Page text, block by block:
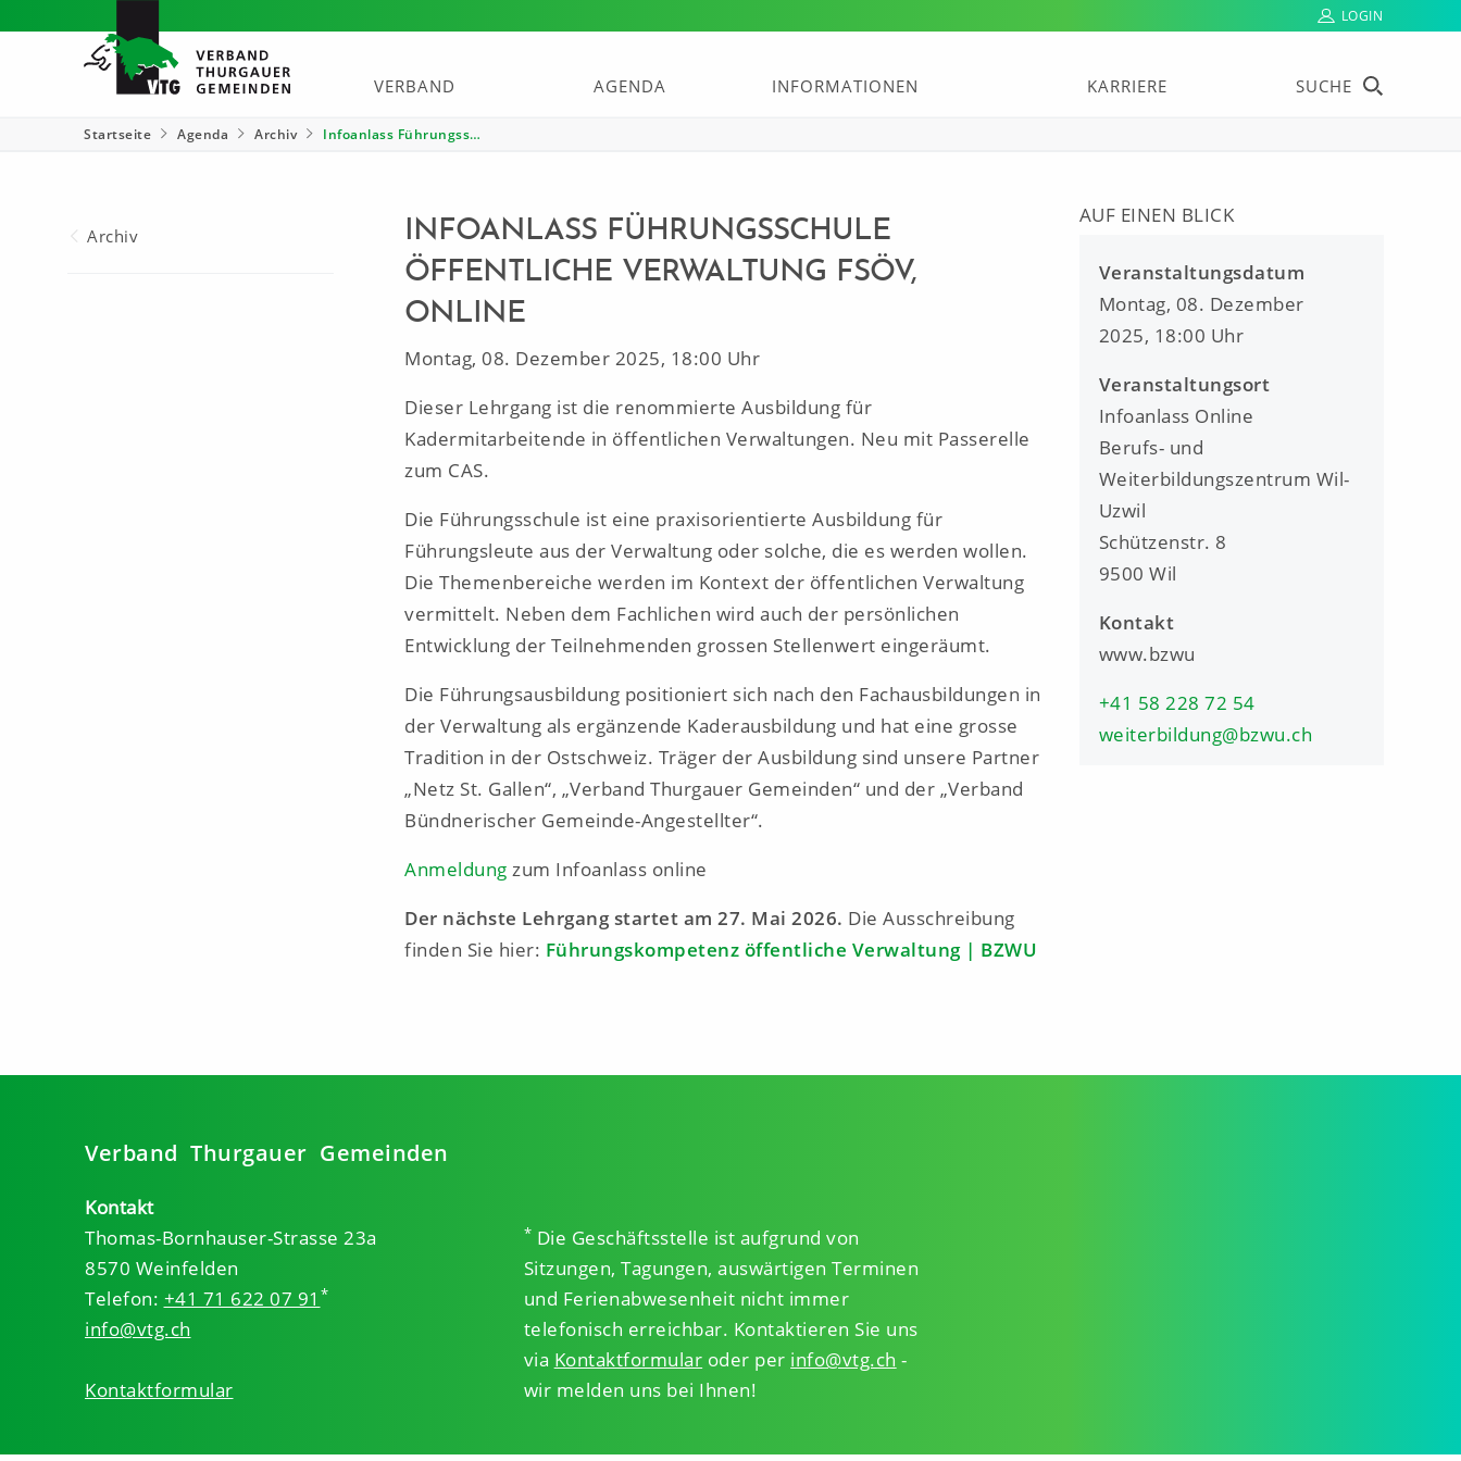
LOGIN
VERBAND AGENDA INFORMATIONEN KARRIERE SUCHE
Startseite Agenda Archiv Infoanlass Führungss…
Archiv
INFOANLASS FÜHRUNGSSCHULE
ÖFFENTLICHE VERWALTUNG FSÖV,
ONLINE
Montag, 08. Dezember 2025, 18:00 Uhr
Dieser Lehrgang ist die renommierte Ausbildung für
Kadermitarbeitende in öffentlichen Verwaltungen. Neu mit Passerelle
zum CAS.
Die Führungsschule ist eine praxisorientierte Ausbildung für
Führungsleute aus der Verwaltung oder solche, die es werden wollen.
Die Themenbereiche werden im Kontext der öffentlichen Verwaltung
vermittelt. Neben dem Fachlichen wird auch der persönlichen
Entwicklung der Teilnehmenden grossen Stellenwert eingeräumt.
Die Führungsausbildung positioniert sich nach den Fachausbildungen in
der Verwaltung als ergänzende Kaderausbildung und hat eine grosse
Tradition in der Ostschweiz. Träger der Ausbildung sind unsere Partner
„Netz St. Gallen“, „Verband Thurgauer Gemeinden“ und der „Verband
Bündnerischer Gemeinde-Angestellter“.
Anmeldung zum Infoanlass online
Der nächste Lehrgang startet am 27. Mai 2026. Die Ausschreibung
finden Sie hier: Führungskompetenz öffentliche Verwaltung | BZWU
AUF EINEN BLICK
Veranstaltungsdatum
Montag, 08. Dezember
2025, 18:00 Uhr
Veranstaltungsort
Infoanlass Online
Berufs- und
Weiterbildungszentrum Wil-
Uzwil
Schützenstr. 8
9500 Wil
Kontakt
www.bzwu
+41 58 228 72 54
weiterbildung@bzwu.ch
Verband Thurgauer Gemeinden
Kontakt
Thomas-Bornhauser-Strasse 23a
8570 Weinfelden
Telefon: +41 71 622 07 91 *
info@vtg.ch
Kontaktformular
* Die Geschäftsstelle ist aufgrund von
Sitzungen, Tagungen, auswärtigen Terminen
und Ferienabwesenheit nicht immer
telefonisch erreichbar. Kontaktieren Sie uns
via Kontaktformular oder per info@vtg.ch -
wir melden uns bei Ihnen!